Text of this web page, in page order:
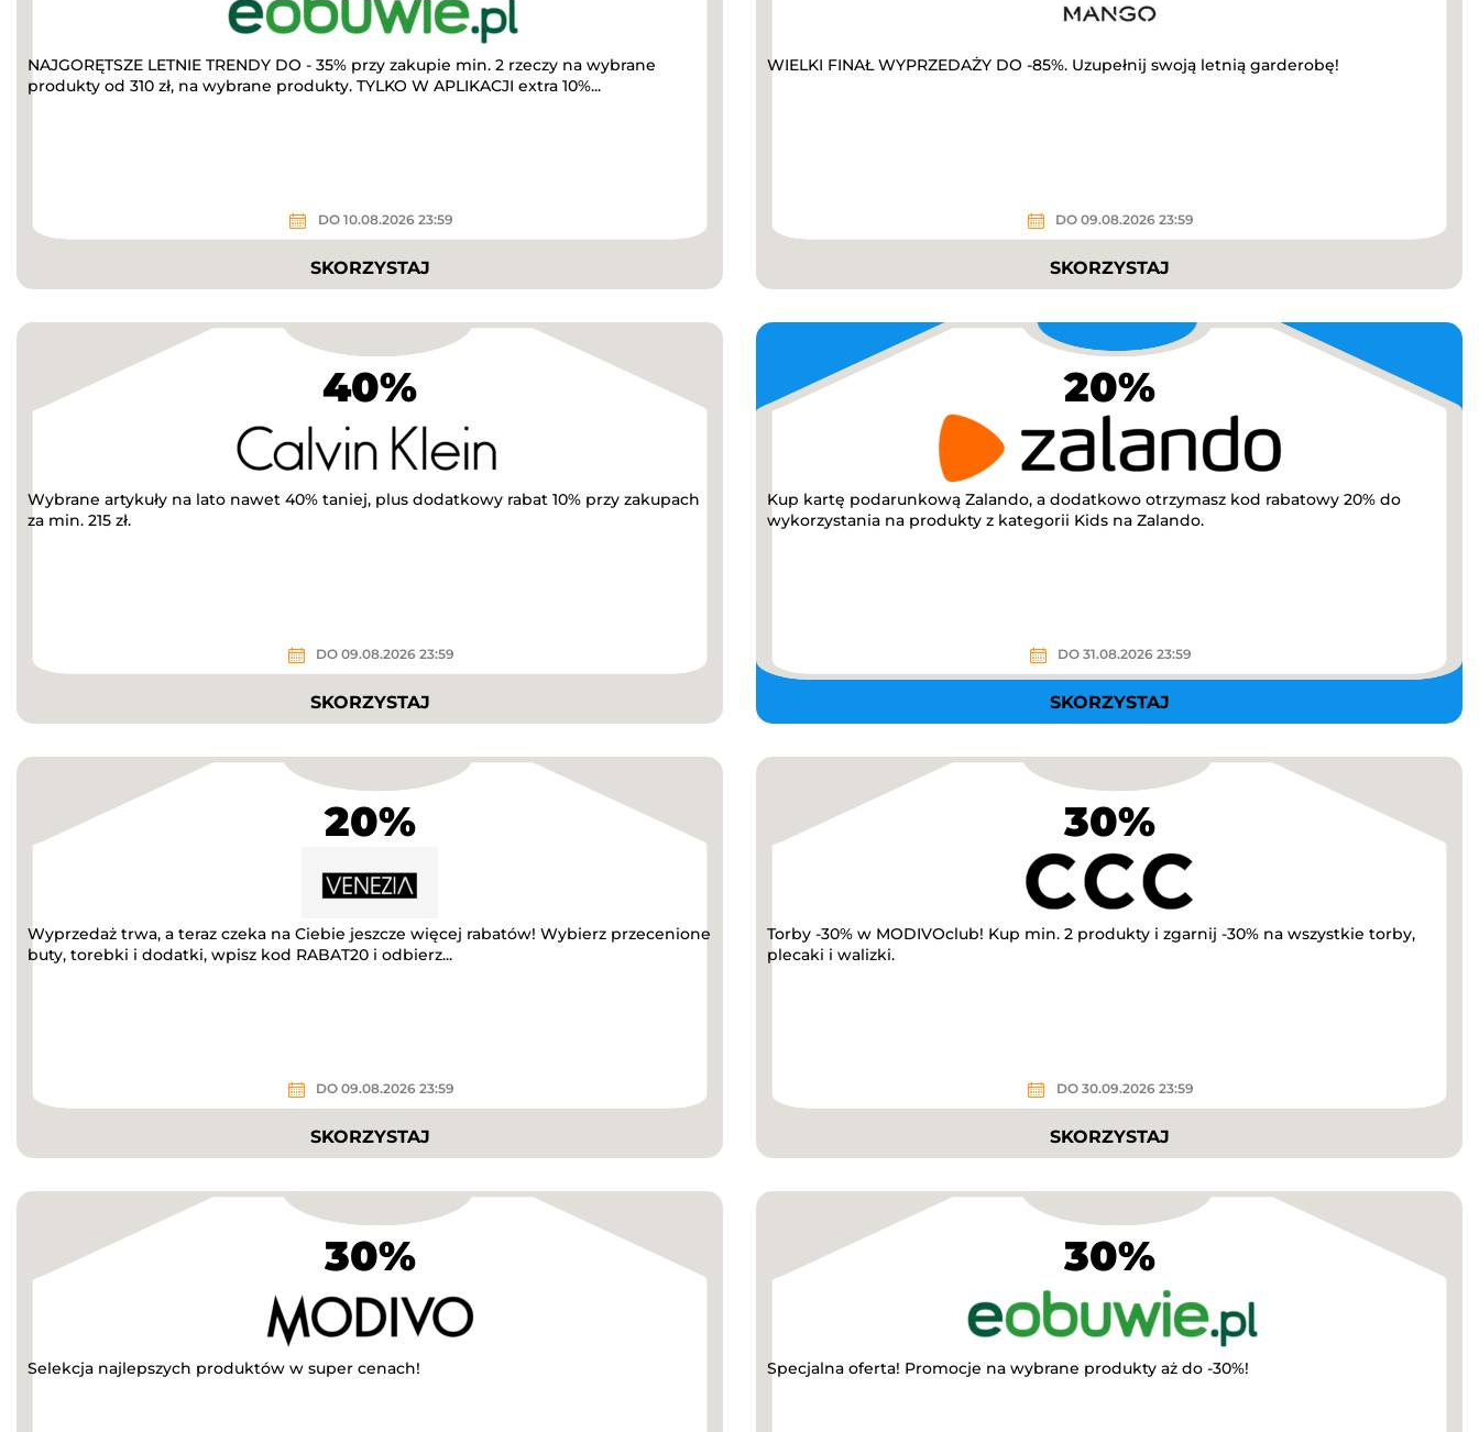
NAJGORĘTSZE LETNIE TRENDY DO - 35% przy zakupie min. 2 rzeczy na wybrane
produkty od 310 zł, na wybrane produkty. TYLKO W APLIKACJI extra 10%...
DO 10.08.2026 23:59
SKORZYSTAJ
WIELKI FINAŁ WYPRZEDAŻY DO -85%. Uzupełnij swoją letnią garderobę!
DO 09.08.2026 23:59
SKORZYSTAJ
40%
Wybrane artykuły na lato nawet 40% taniej, plus dodatkowy rabat 10% przy zakupach
za min. 215 zł.
DO 09.08.2026 23:59
SKORZYSTAJ
20%
Kup kartę podarunkową Zalando, a dodatkowo otrzymasz kod rabatowy 20% do
wykorzystania na produkty z kategorii Kids na Zalando.
DO 31.08.2026 23:59
SKORZYSTAJ
20%
Wyprzedaż trwa, a teraz czeka na Ciebie jeszcze więcej rabatów! Wybierz przecenione
buty, torebki i dodatki, wpisz kod RABAT20 i odbierz...
DO 09.08.2026 23:59
SKORZYSTAJ
30%
Torby -30% w MODIVOclub! Kup min. 2 produkty i zgarnij -30% na wszystkie torby,
plecaki i walizki.
DO 30.09.2026 23:59
SKORZYSTAJ
30%
Selekcja najlepszych produktów w super cenach!
30%
Specjalna oferta! Promocje na wybrane produkty aż do -30%!